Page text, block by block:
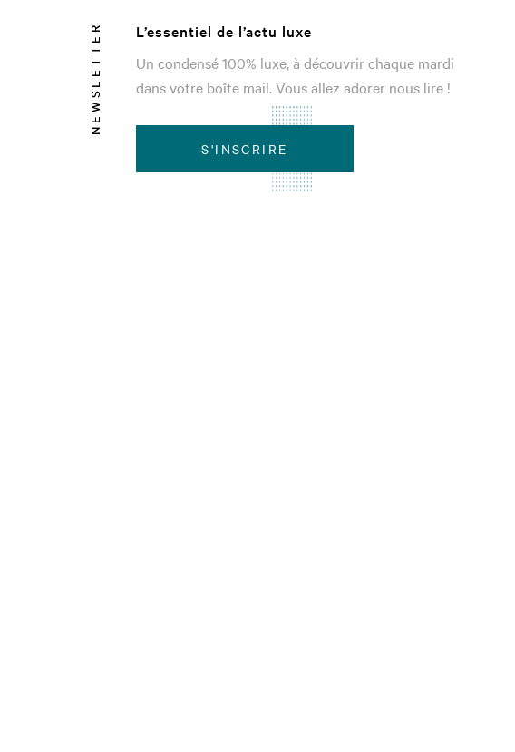
NEWSLETTER
L’essentiel de l’actu luxe
Un condensé 100% luxe, à découvrir chaque mardi
dans votre boîte mail. Vous allez adorer nous lire !
S'INSCRIRE